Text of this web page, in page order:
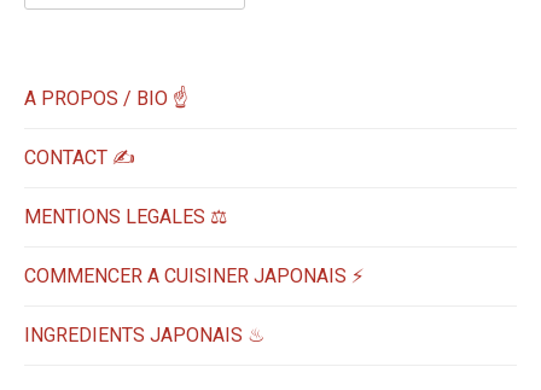
A PROPOS / BIO ☝
CONTACT ✍️
MENTIONS LEGALES ⚖️
COMMENCER A CUISINER JAPONAIS ⚡
INGREDIENTS JAPONAIS ♨